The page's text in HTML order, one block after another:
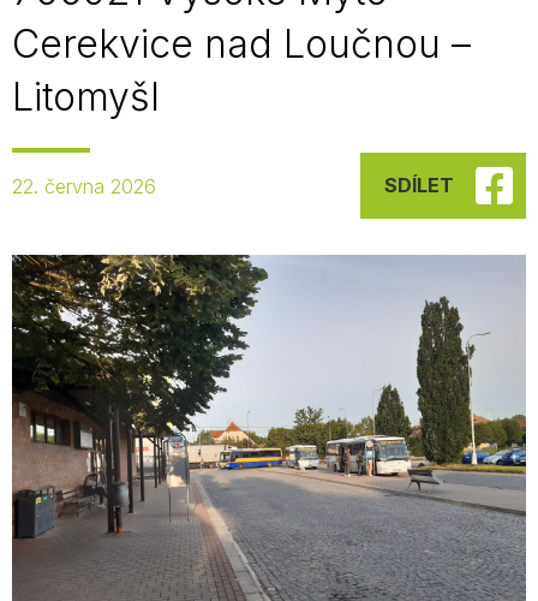
Cerekvice nad Loučnou –
Litomyšl
22. června 2026 SDÍLET